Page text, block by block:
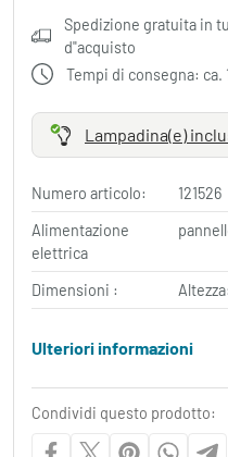
Spedizione gratuita in
d"acquisto
Tempi di consegna: ca.
Lampadina(e)
Numero articolo:
121526
Alimentazione
elettrica
Dimensioni :
Ulteriori informazioni
Condividi questo prodotto: